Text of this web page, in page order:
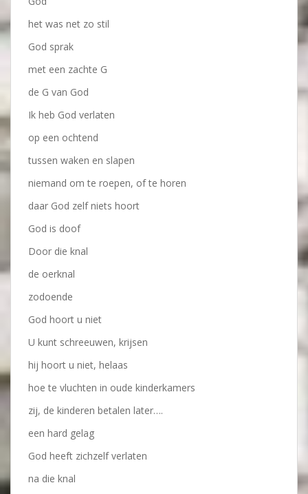
het was net zo stil
God sprak
met een zachte G
de G van God
Ik heb God verlaten
op een ochtend
tussen waken en slapen
niemand om te roepen, of te horen
daar God zelf niets hoort
God is doof
Door die knal
de oerknal
zodoende
God hoort u niet
U kunt schreeuwen, krijsen
hij hoort u niet, helaas
hoe te vluchten in oude kinderkamers
zij, de kinderen betalen later….
een hard gelag
God heeft zichzelf verlaten
na die knal